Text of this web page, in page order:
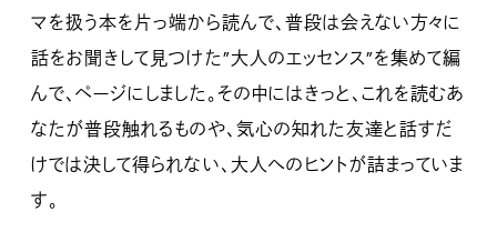
マを扱う本を片っ端から読んで、普段は会えない方々に
話をお聞きして見つけた”大人のエッセンス”を集めて編
んで、ページにしました。その中にはきっと、これを読むあ
なたが普段触れるものや、気心の知れた友達と話すだ
けでは決して得られない、大人へのヒントが詰まっていま
す。